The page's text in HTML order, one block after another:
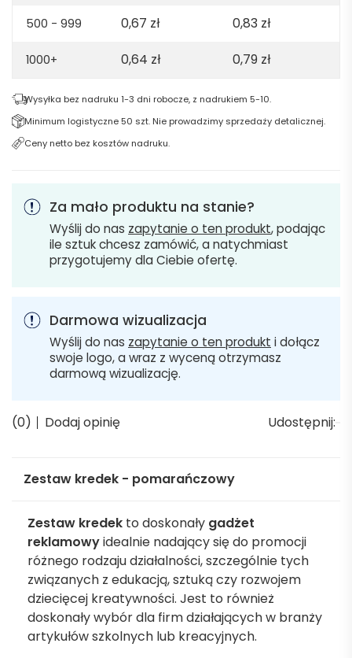
500 - 999 0,67 zł 0,83 zł
1000+ 0,64 zł 0,79 zł
Wysyłka bez nadruku 1-3 dni robocze, z nadrukiem 5-10.
Minimum logistyczne 50 szt. Nie prowadzimy sprzedaży detalicznej.
Ceny netto bez kosztów nadruku.
Za mało produktu na stanie?
Wyślij do nas zapytanie o ten produkt, podając
ile sztuk chcesz zamówić, a natychmiast
przygotujemy dla Ciebie ofertę.
Darmowa wizualizacja
Wyślij do nas zapytanie o ten produkt i dołącz
swoje logo, a wraz z wyceną otrzymasz
darmową wizualizację.
(0) Dodaj opinię Udostępnij:
Zestaw kredek - pomarańczowy
Zestaw kredek to doskonały gadżet
reklamowyidealnie nadający się do promocji
różnego rodzaju działalności, szczególnie tych
związanych z edukacją, sztuką czy rozwojem
dziecięcej kreatywności. Jest to również
doskonały wybór dla firm działających w branży
artykułów szkolnych lub kreacyjnych.